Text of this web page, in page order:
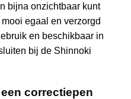
bijna onzichtbaar kunt
egaal en verzorgd
en beschikbaar in
bij de Shinnoki
correctiepen